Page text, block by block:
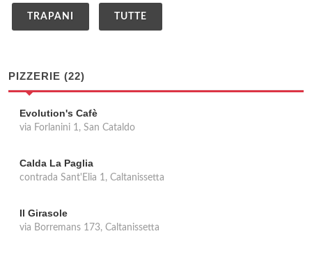
TRAPANI TUTTE
PIZZERIE (22)
Evolution's Cafè
via Forlanini 1, San Cataldo
Calda La Paglia
contrada Sant'Elia 1, Caltanissetta
Il Girasole
via Borremans 173, Caltanissetta